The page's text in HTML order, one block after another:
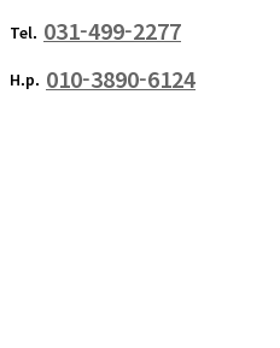
Tel. 031-499-2277
H.p. 010-3890-6124